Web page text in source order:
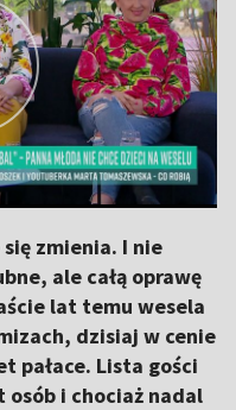
zmienia. I nie
ale całą oprawę
lat temu wesela
dzisiaj w cenie
pałace. Lista gości
i chociaż nadal